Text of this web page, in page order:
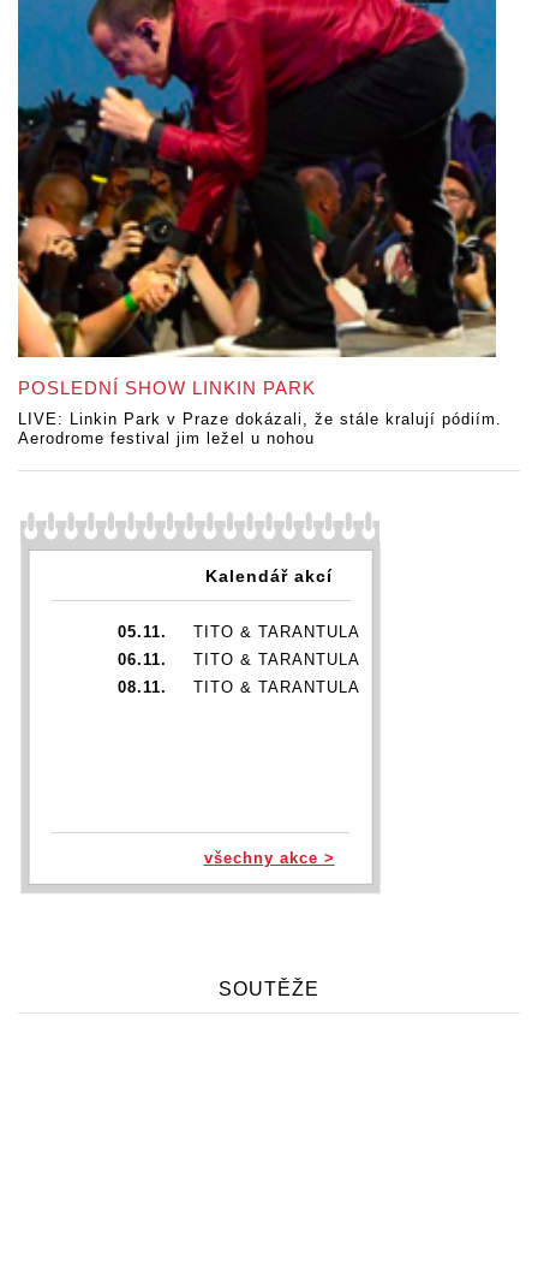
POSLEDNÍ SHOW LINKIN PARK
LIVE: Linkin Park v Praze dokázali, že stále kralují pódiím.
Aerodrome festival jim ležel u nohou
Kalendář akcí
05.11.
TITO & TARANTULA
06.11.
TITO & TARANTULA
08.11.
TITO & TARANTULA
všechny akce >
SOUTĚŽE